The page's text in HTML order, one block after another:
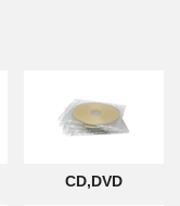
CD,DVD